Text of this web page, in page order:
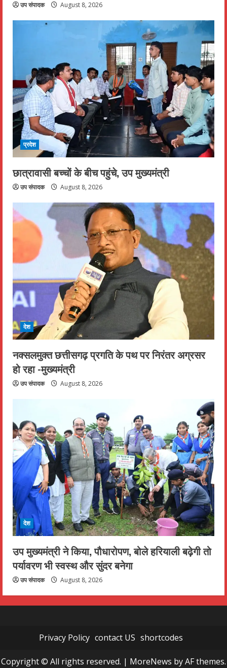
उप संपादक August 8, 2026
प्रदेश
छात्रावासी बच्चों के बीच पहुंचे, उप मुख्यमंत्री
उप संपादक August 8, 2026
देश
नक्सलमुक्त छत्तीसगढ़ प्रगति के पथ पर निरंतर अग्रसर
हो रहा -मुख्यमंत्री
उप संपादक August 8, 2026
देश
उप मुख्यमंत्री ने किया, पौधारोपण, बोले हरियाली बढ़ेगी तो
पर्यावरण भी स्वस्थ और सुंदर बनेगा
उप संपादक August 8, 2026
Privacy Policy contact US shortcodes
Copyright © All rights reserved. | MoreNews by AF themes.